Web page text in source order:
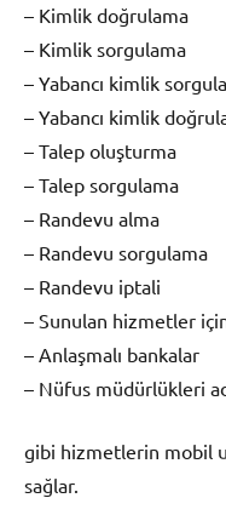
– Kimlik doğrulama
– Kimlik sorgulama
– Yabancı kimlik
– Yabancı kimlik
– Talep oluşturma
– Talep sorgulama
– Randevu alma
– Randevu sorgulama
– Randevu iptali
– Sunulan hizmetler
– Anlaşmalı bankalar
– Nüfus müdürlükleri
gibi hizmetlerin mobil
sağlar.